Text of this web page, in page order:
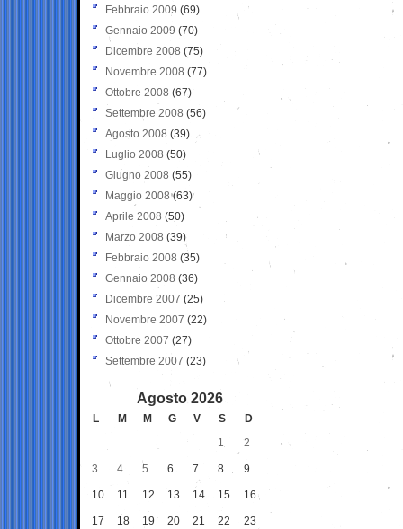
Febbraio 2009 (69)
Gennaio 2009 (70)
Dicembre 2008 (75)
Novembre 2008 (77)
Ottobre 2008 (67)
Settembre 2008 (56)
Agosto 2008 (39)
Luglio 2008 (50)
Giugno 2008 (55)
Maggio 2008(63)
Aprile 2008 (50)
Marzo 2008 (39)
Febbraio 2008 (35)
Gennaio 2008 (36)
Dicembre 2007 (25)
Novembre 2007 (22)
Ottobre 2007 (27)
Settembre 2007 (23)
Agosto 2026
L M M G V S
D
1
2
3 4 5 6 7 8 9
10 11 12 13 14 15 16
17 18 19 20 21 22 23